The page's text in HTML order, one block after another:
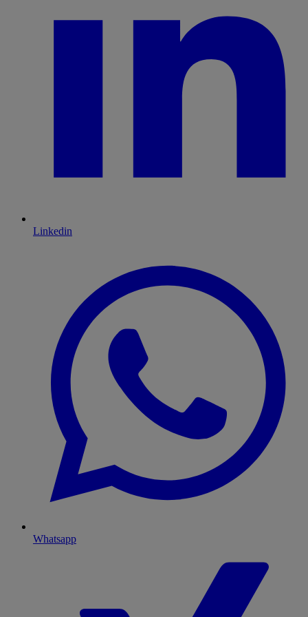
Linkedin
Whatsapp